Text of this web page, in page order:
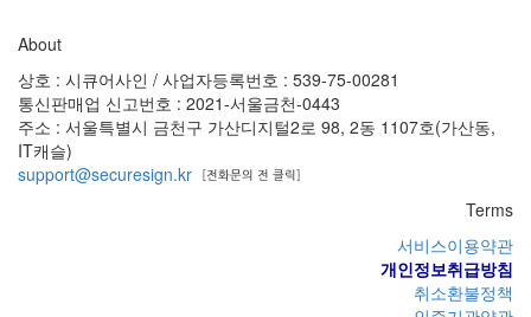
About
상호 : 시큐어사인 / 사업자등록번호 : 539-75-00281
통신판매업 신고번호 : 2021-서울금천-0443
주소 : 서울특별시 금천구 가산디지털2로 98, 2동 1107호(가산동,
IT캐슬)
support@securesign.kr
Terms
서비스이용약관
개인정보취급방침
취소환불정책